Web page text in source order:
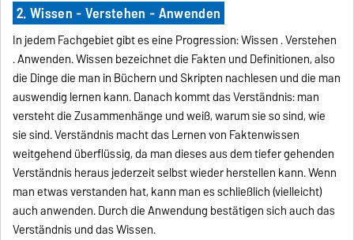
2. Wissen - Verstehen - Anwenden
In jedem Fachgebiet gibt es eine Progression: Wissen . Verstehen
. Anwenden. Wissen bezeichnet die Fakten und Definitionen, also
die Dinge die man in Büchern und Skripten nachlesen und die man
auswendig lernen kann. Danach kommt das Verständnis: man
versteht die Zusammenhänge und weiß, warum sie so sind, wie
sie sind. Verständnis macht das Lernen von Faktenwissen
weitgehend überflüssig, da man dieses aus dem tiefer gehenden
Verständnis heraus jederzeit selbst wieder herstellen kann. Wenn
man etwas verstanden hat, kann man es schließlich (vielleicht)
auch anwenden. Durch die Anwendung bestätigen sich auch das
Verständnis und das Wissen.